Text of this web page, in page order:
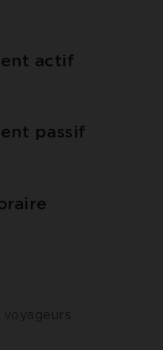
actif
passif